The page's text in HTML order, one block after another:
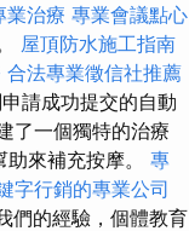
業治療 專業會議點心
屋頂防水施工指南
合法專業徵信社推薦
請成功提交的自動
了一個獨特的治療
來補充按摩。 專
字行銷的專業公司
們的經驗，個體教育